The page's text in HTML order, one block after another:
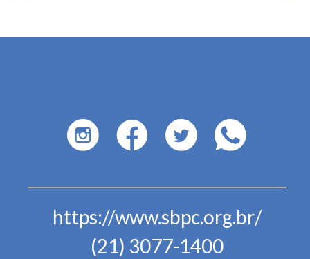
https://www.sbpc.org.br/
(21) 3077-1400